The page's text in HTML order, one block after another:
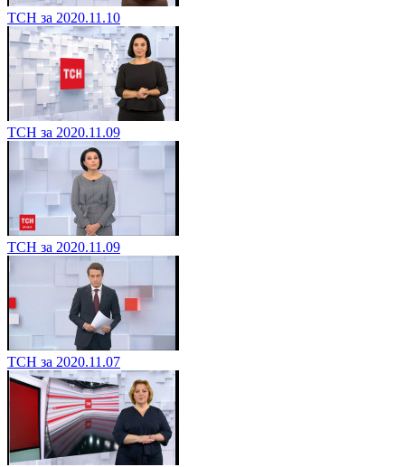
ТСН за 2020.11.10
ТСН за 2020.11.09
ТСН за 2020.11.09
ТСН за 2020.11.07